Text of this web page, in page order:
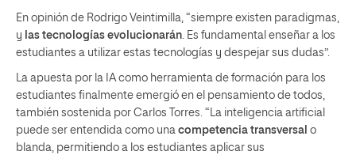
En opinión de Rodrigo Veintimilla, “siempre existen paradigmas,
y las tecnologías evolucionarán. Es fundamental enseñar a los
estudiantes a utilizar estas tecnologías y despejar sus dudas”.
La apuesta por la IA como herramienta de formación para los
estudiantes finalmente emergió en el pensamiento de todos,
también sostenida por Carlos Torres. “La inteligencia artificial
puede ser entendida como una competencia transversal o
blanda, permitiendo a los estudiantes aplicar sus